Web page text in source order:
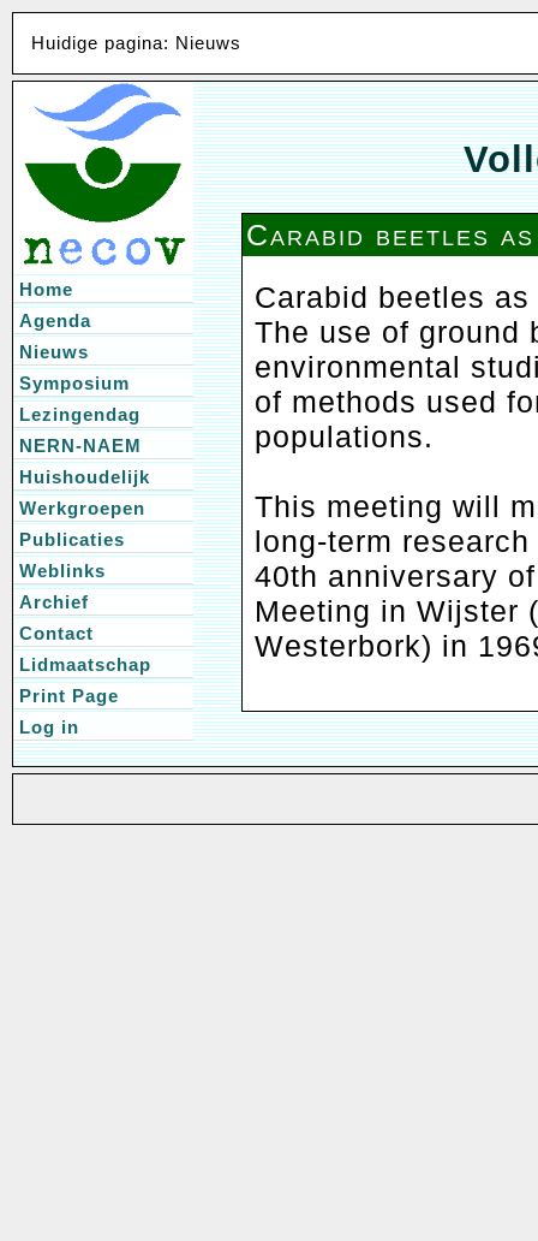
Huidige pagina: Nieuws
Carabid beetles
Carabid beetles
The use of ground
environmental
of methods used
populations.
This meeting will
long-term
40th anniversary
Meeting in Wijster
Westerbork) in
Home
Agenda
Nieuws
Symposium
Lezingendag
NERN-NAEM
Huishoudelijk
Werkgroepen
Publicaties
Weblinks
Archief
Contact
Lidmaatschap
Print Page
Log in